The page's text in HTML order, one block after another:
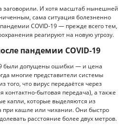
заговорили. И хотя масштаб нынешней
сама ситуация болезненно
COVID-19 — прежде всего тем,
реагируют на новую угрозу.
пандемии COVID-19
были допущены ошибки — и цена
многие представители системы
того, что вирус передаётся через
контактно-бытовая передача), а также
капли, которые выделяются из
при кашле или чихании. Они быстро
расстояние более двух метров.